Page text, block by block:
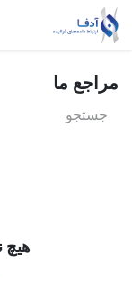
Skip to Content
مراجع ما
هیچ